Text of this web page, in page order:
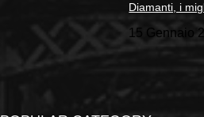
Diamanti, i
15 Gennaio